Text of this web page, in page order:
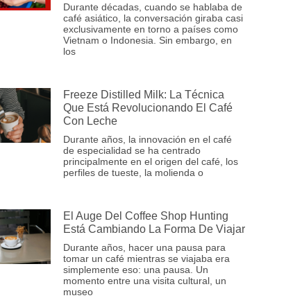
Durante décadas, cuando se hablaba de
café asiático, la conversación giraba casi
exclusivamente en torno a países como
Vietnam o Indonesia. Sin embargo, en
los
Freeze Distilled Milk: La Técnica
Que Está Revolucionando El Café
Con Leche
Durante años, la innovación en el café
de especialidad se ha centrado
principalmente en el origen del café, los
perfiles de tueste, la molienda o
El Auge Del Coffee Shop Hunting
Está Cambiando La Forma De Viajar
Durante años, hacer una pausa para
tomar un café mientras se viajaba era
simplemente eso: una pausa. Un
momento entre una visita cultural, un
museo